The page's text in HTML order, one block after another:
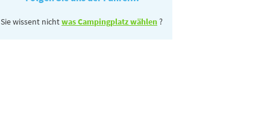
Sie wissent nichtwas Campingplatz wählen?